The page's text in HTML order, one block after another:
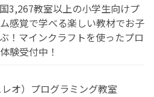
3,267教室以上の小学生向けプ
感覚で学べる楽しい教材でお子
！マインクラフトを使ったプロ
験受付中！
オ）プログラミング教室